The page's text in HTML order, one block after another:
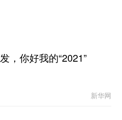
，你好我的“2021”
新华网